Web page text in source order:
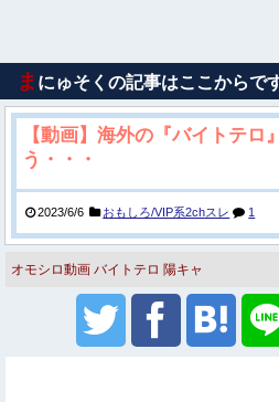
ま にゅそくの記事はここからで
【動画】海外の『バイトテロ
う・・・
2023/6/6 おもしろ/VIP系2chスレ 1
オモシロ動画 バイトテロ 陽キャ